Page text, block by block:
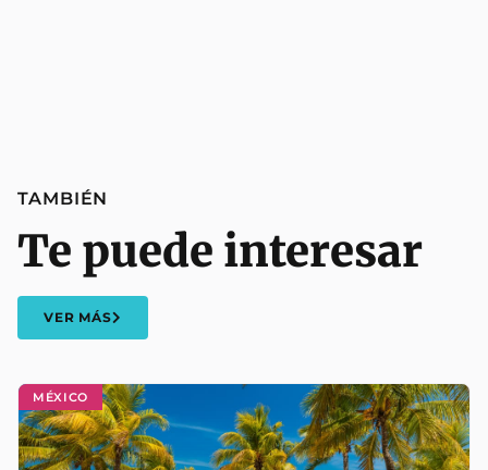
MÉXICO
TAMBIÉN
Te puede interesar
VER MÁS